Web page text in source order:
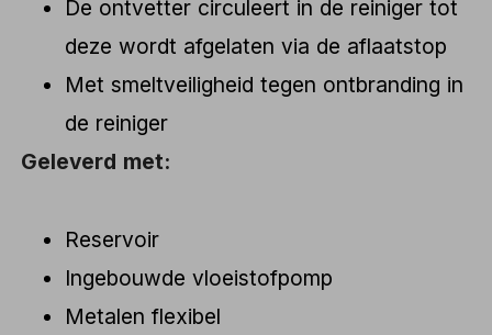
De ontvetter circuleert in de reiniger tot
deze wordt afgelaten via de aflaatstop
Met smeltveiligheid tegen ontbranding in
de reiniger
Geleverd met:
Reservoir
Ingebouwde vloeistofpomp
Metalen flexibel